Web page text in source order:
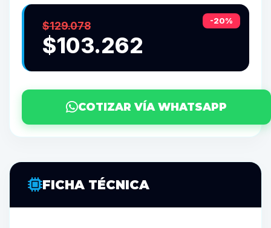
-20%
$129.078
$103.262
COTIZAR VÍA WHATSAPP
FICHA TÉCNICA